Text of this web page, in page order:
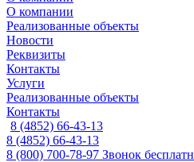
О компании
Реализованные объекты
Новости
Реквизиты
Контакты
Услуги
Реализованные объекты
Контакты
8 (4852) 66-43-13
8 (4852) 66-43-13
8 (800) 700-78-97 Звонок